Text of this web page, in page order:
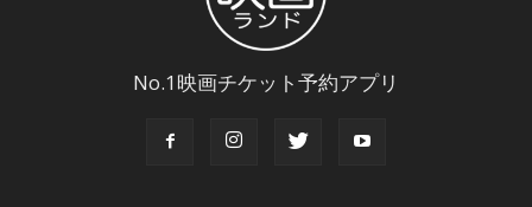
No.1映画チケット予約アプリ